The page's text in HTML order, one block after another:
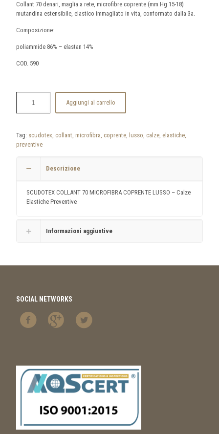
Collant 70 denari, maglia a rete, microfibre coprente (mm Hg 15-18)
mutandina estensibile, elastico immagliato in vita, conformato dalla 3a.
Composizione:
poliammide 86% – elastan 14%
COD. 590
Aggiungi al carrello
Tag: scudotex, collant, microfibra, coprente, lusso, calze, elastiche,
preventive
Descrizione
SCUDOTEX COLLANT 70 MICROFIBRA COPRENTE LUSSO – Calze
Elastiche Preventive
Informazioni aggiuntive
SOCIAL NETWORKS